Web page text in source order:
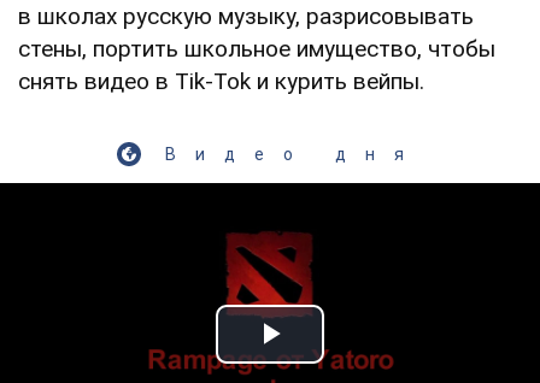
в школах русскую музыку, разрисовывать
стены, портить школьное имущество, чтобы
снять видео в Tik-Tok и курить вейпы.
Видео дня
Play Video